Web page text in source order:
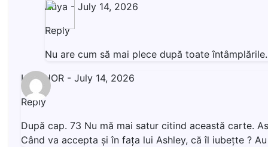
Anya - July 14, 2026
Reply
Nu are cum să mai plece după toate
LIVISHOR - July 14, 2026
Reply
După cap. 73 Nu mă mai satur citind această carte.
Când va accepta și în fața lui Ashley, că îl iubețte ?